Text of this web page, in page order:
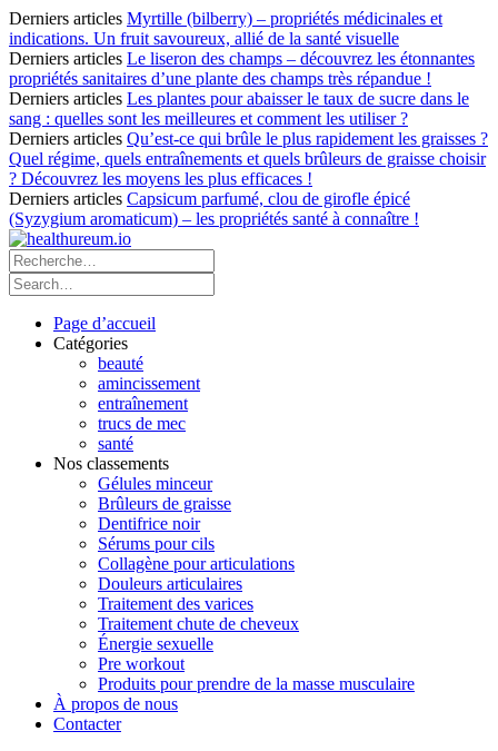
Derniers articles Myrtille (bilberry) – propriétés médicinales et
indications. Un fruit savoureux, allié de la santé visuelle
Derniers articles Le liseron des champs – découvrez les étonnantes
propriétés sanitaires d’une plante des champs très répandue !
Derniers articles Les plantes pour abaisser le taux de sucre dans le
sang : quelles sont les meilleures et comment les utiliser ?
Derniers articles Qu’est-ce qui brûle le plus rapidement les graisses ?
Quel régime, quels entraînements et quels brûleurs de graisse choisir
? Découvrez les moyens les plus efficaces !
Derniers articles Capsicum parfumé, clou de girofle épicé
(Syzygium aromaticum) – les propriétés santé à connaître !
Page d’accueil
Catégories
beauté
amincissement
entraînement
trucs de mec
santé
Nos classements
Gélules minceur
Brûleurs de graisse
Dentifrice noir
Sérums pour cils
Collagène pour articulations
Douleurs articulaires
Traitement des varices
Traitement chute de cheveux
Énergie sexuelle
Pre workout
Produits pour prendre de la masse musculaire
À propos de nous
Contacter